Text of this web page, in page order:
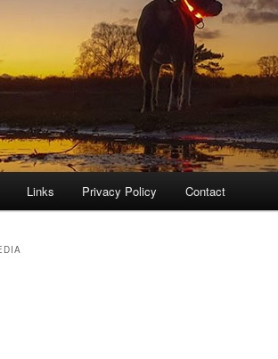
Links Privacy Policy Contact